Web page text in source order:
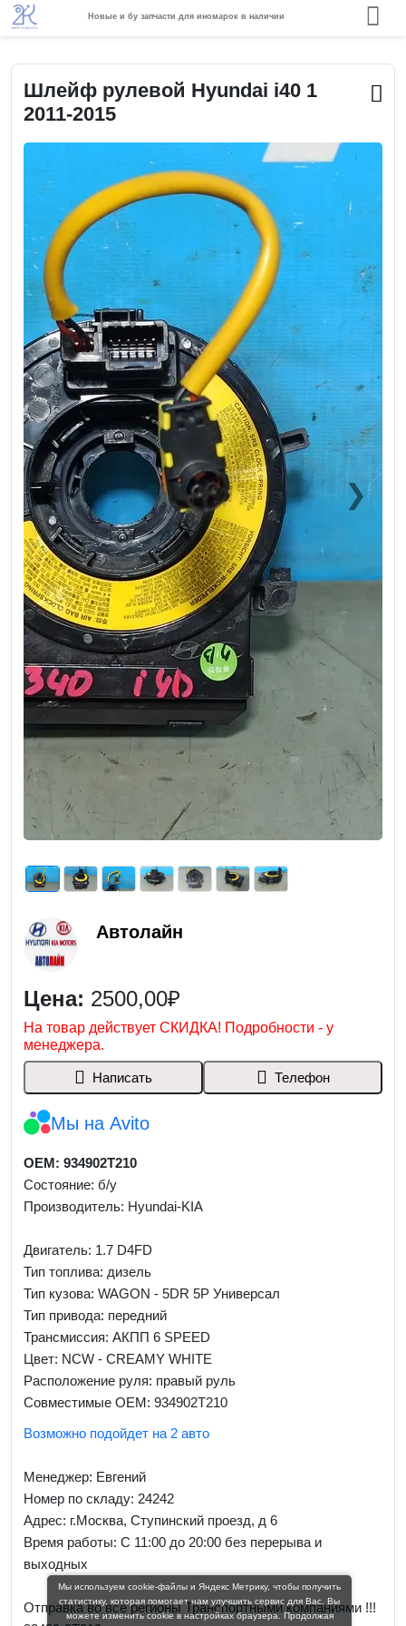
Новые и бу запчасти для иномарок в наличии
Шлейф рулевой Hyundai i40 1
2011-2015
❮Previous ❯Next
Автолайн
Цена: 2500,00₽
На товар действует СКИДКА! Подробности - у
менеджера.
Написать Телефон
Мы на Avito
OEM: 934902T210
Состояние: б/у
Производитель: Hyundai-KIA
Двигатель: 1.7 D4FD
Тип топлива: дизель
Тип кузова: WAGON - 5DR 5P Универсал
Тип привода: передний
Трансмиссия: AКПП 6 SPEED
Цвет: NCW - CREAMY WHITE
Расположение руля: правый руль
Совместимые OEM: 934902T210
Возможно подойдет на 2 авто
Менеджер: Евгений
Номер по складу: 24242
Адрес: г.Москва, Ступинский проезд, д 6
Время работы: С 11:00 до 20:00 без перерыва и
выходных
Отправка во все регионы Транспортными компаниями !!!
Мы используем cookie-файлы и Яндекс Метрику, чтобы получить
статистику, которая помогает нам улучшить сервис для Вас. Вы
можете изменить cookie в настройках браузера. Продолжая